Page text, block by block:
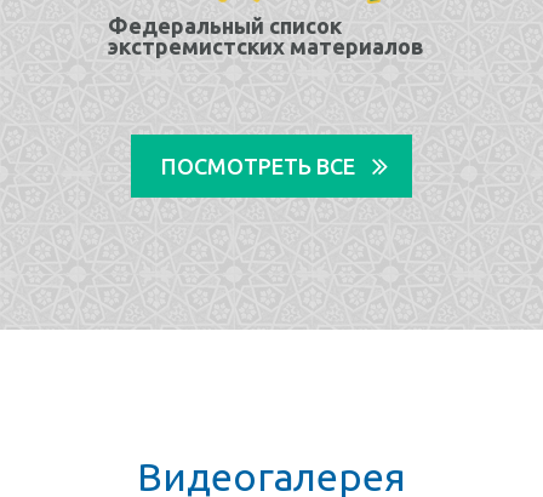
Федеральный список
экстремистских материалов
ПОСМОТРЕТЬ ВСЕ
Видеогалерея